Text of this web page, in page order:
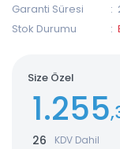
Garanti Süresi
Stok Durumu
Size Özel
1.255
26 KDV Dahil